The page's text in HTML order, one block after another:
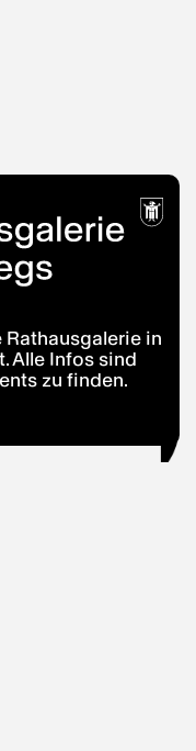
Rathausgalerie in
Alle Infos sind
zu finden.